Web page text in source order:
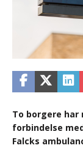
To borgere
forbindelse
Falcks